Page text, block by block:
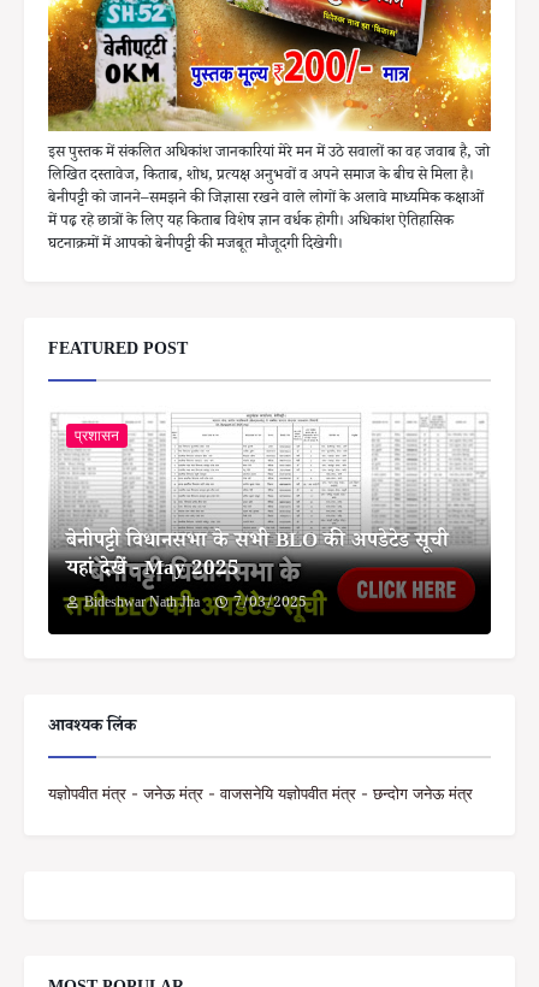
इस पुस्तक में संकलित अधिकांश जानकारियां मेरे मन में उठे सवालों का वह जवाब है, जो
लिखित दस्तावेज, किताब, शोध, प्रत्यक्ष अनुभवों व अपने समाज के बीच से मिला है।
बेनीपट्टी को जानने–समझने की जिज्ञासा रखने वाले लोगों के अलावे माध्यमिक कक्षाओं
में पढ़ रहे छात्रों के लिए यह किताब विशेष ज्ञान वर्धक होगी। अधिकांश ऐतिहासिक
घटनाक्रमों में आपको बेनीपट्टी की मजबूत मौजूदगी दिखेगी।
FEATURED POST
प्रशासन
बेनीपट्टी विधानसभा के सभी BLO की अपडेटेड सूची
यहां देखें - May 2025
Bideshwar Nath Jha 7/03/2025
आवश्यक लिंक
यज्ञोपवीत मंत्र - जनेऊ मंत्र - वाजसनेयि यज्ञोपवीत मंत्र - छन्दोग जनेऊ मंत्र